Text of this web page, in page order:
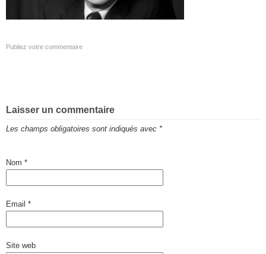
Publiez votre commentaire
Laisser un commentaire
Les champs obligatoires sont indiqués avec *
Nom *
Email *
Site web